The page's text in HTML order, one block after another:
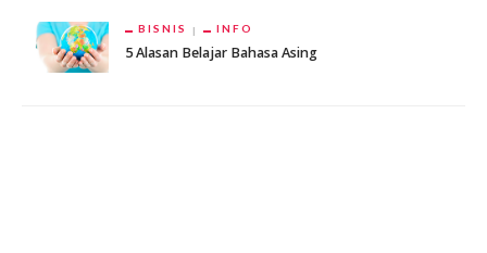
BISNIS INFO
5 Alasan Belajar Bahasa Asing